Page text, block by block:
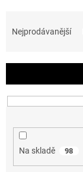
í
p
r
Nejprodávanější
Na skladě 98